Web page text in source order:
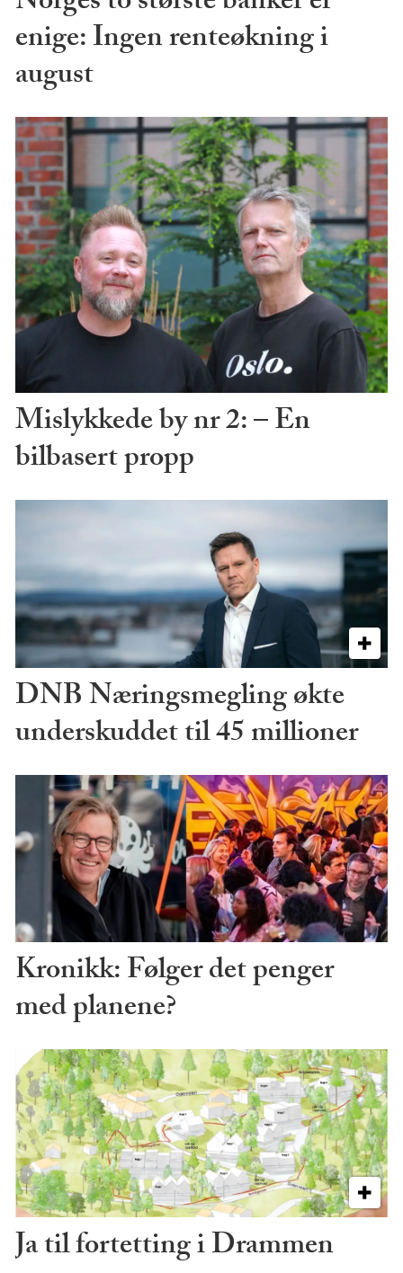
enige: Ingen renteøkning i
august
Mislykkede by nr 2: – En
bilbasert propp
DNB Næringsmegling økte
underskuddet til 45 millioner
Kronikk: Følger det penger
med planene?
Ja til fortetting i Drammen